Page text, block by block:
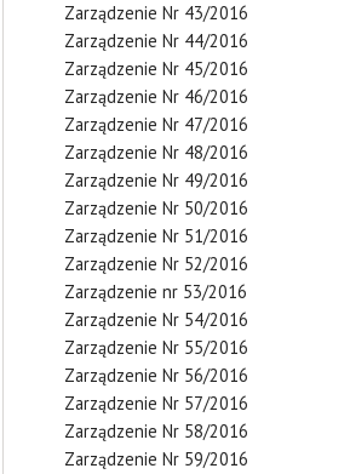
Zarządzenie Nr 43/2016
Zarządzenie Nr 44/2016
Zarządzenie Nr 45/2016
Zarządzenie Nr 46/2016
Zarządzenie Nr 47/2016
Zarządzenie Nr 48/2016
Zarządzenie Nr 49/2016
Zarządzenie Nr 50/2016
Zarządzenie Nr 51/2016
Zarządzenie Nr 52/2016
Zarządzenie nr 53/2016
Zarządzenie Nr 54/2016
Zarządzenie Nr 55/2016
Zarządzenie Nr 56/2016
Zarządzenie Nr 57/2016
Zarządzenie Nr 58/2016
Zarządzenie Nr 59/2016